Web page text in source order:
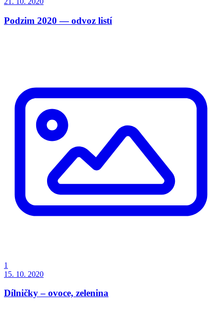
Podzim 2020 — odvoz listí
1
15. 10. 2020
Dílničky – ovoce, zelenina